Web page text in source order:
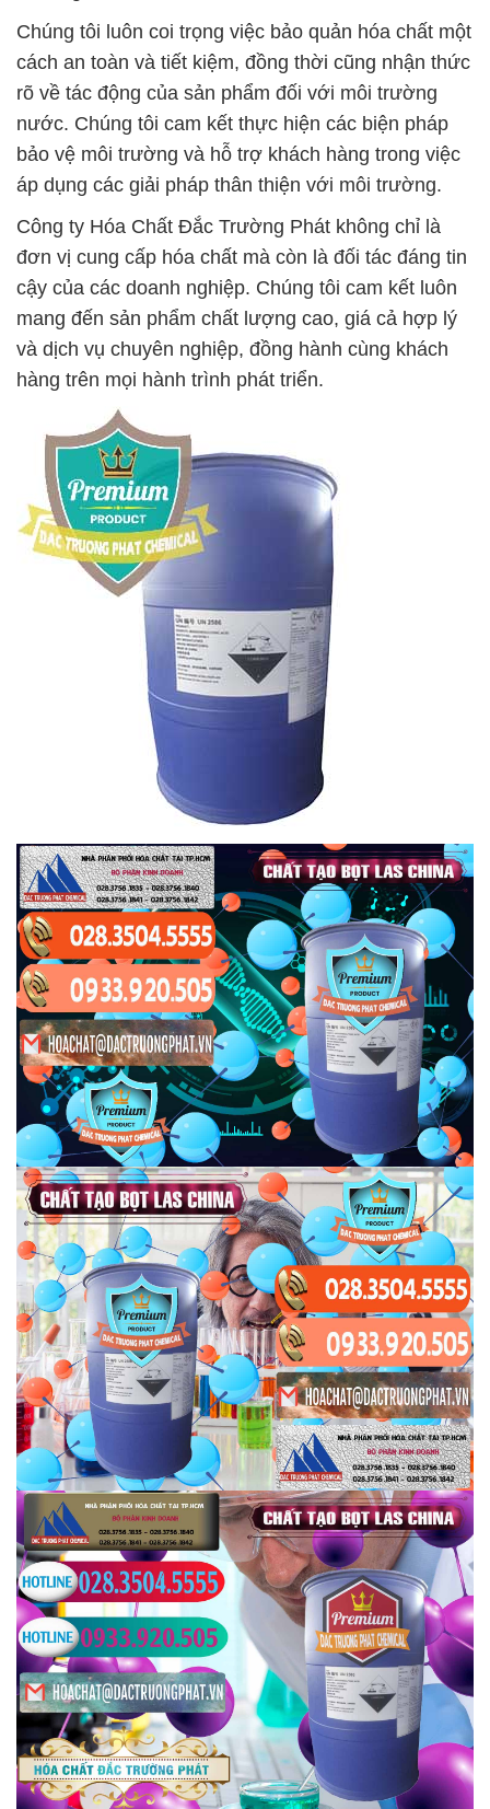
Chúng tôi luôn coi trọng việc bảo quản hóa chất một
cách an toàn và tiết kiệm, đồng thời cũng nhận thức
rõ về tác động của sản phẩm đối với môi trường
nước. Chúng tôi cam kết thực hiện các biện pháp
bảo vệ môi trường và hỗ trợ khách hàng trong việc
áp dụng các giải pháp thân thiện với môi trường.
Công ty Hóa Chất Đắc Trường Phát không chỉ là
đơn vị cung cấp hóa chất mà còn là đối tác đáng tin
cậy của các doanh nghiệp. Chúng tôi cam kết luôn
mang đến sản phẩm chất lượng cao, giá cả hợp lý
và dịch vụ chuyên nghiệp, đồng hành cùng khách
hàng trên mọi hành trình phát triển.